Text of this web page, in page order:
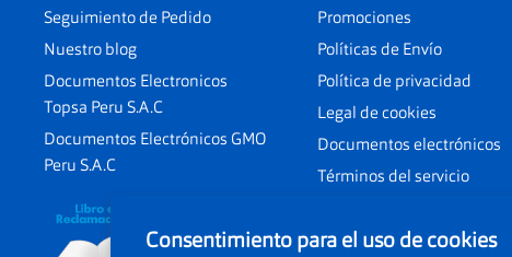
Consentimiento para el uso de cookies
Seguimiento de Pedido
Nuestro blog
Documentos Electronicos
Topsa Peru S.A.C
Documentos Electrónicos GMO
Peru S.A.C
Promociones
Políticas de Envío
Política de privacidad
Legal de cookies
Documentos electrónicos
Términos del servicio